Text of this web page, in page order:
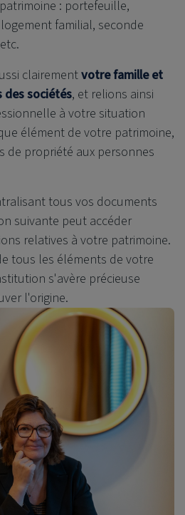
: portefeuille,
familial, seconde
clairementvotrefamille et
sociétés, et relions ainsi
à votre situation
élément de votre patrimoine,
de propriété aux personnes
tous vos documents
suivante peut accéder
relatives à votre patrimoine.
tous les éléments de votre
s'avère précieuse
l'origine.